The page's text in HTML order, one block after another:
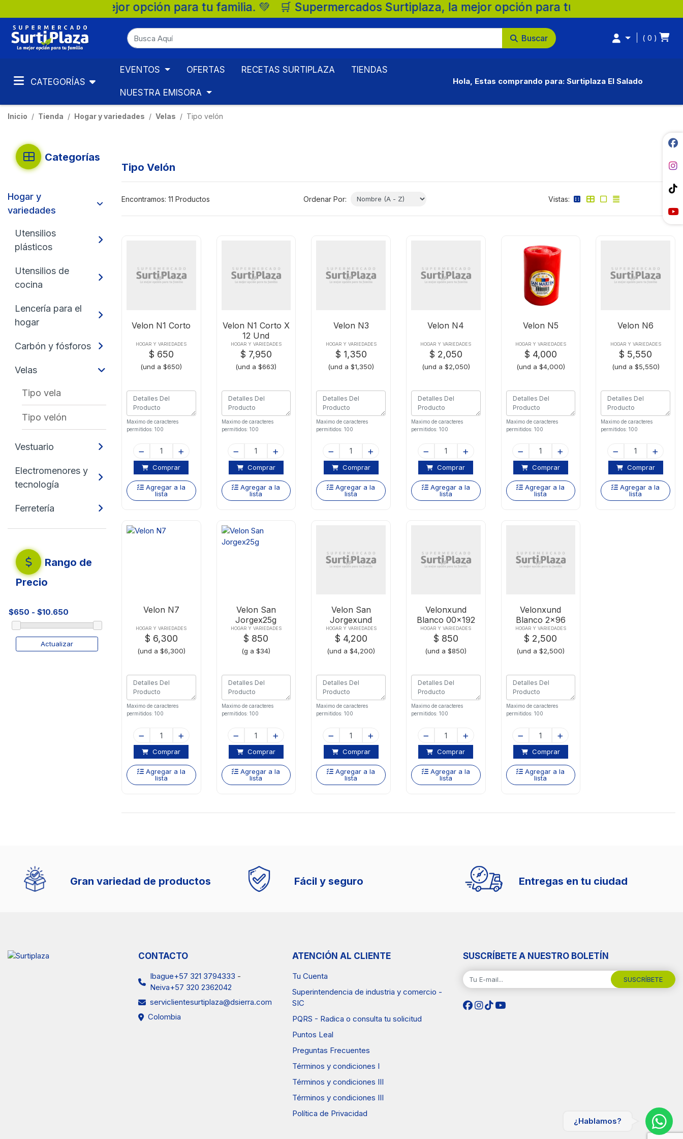
la mejor opción para tu familia. 💚 🛒 Supermercados Surtiplaza, la mejor opción para tu familia. 💚 🛒
Buscar 0
CATEGORÍAS
EVENTOS OFERTAS RECETAS SURTIPLAZA TIENDAS
NUESTRA EMISORA
Hola, Estas comprando para: Surtiplaza El Salado
Inicio Tienda Hogar y variedades Velas Tipo velón
Categorías
Hogar y
variedades
Utensilios
plásticos
Utensilios de
cocina
Lencería para el
hogar
Carbón y fósforos
Velas
Tipo vela
Tipo velón
Vestuario
Electromenores y
tecnología
Ferretería
Rango de
Precio
Actualizar
Tipo Velón
Encontramos: 11 Productos Ordenar Por: Vistas:
Velon N1 Corto
HOGAR Y VARIEDADES
$ 650
(und a $650)
Maximo de caracteres
permitidos: 100
Comprar
Agregar a la
lista
Velon N1 Corto X
12 Und
HOGAR Y VARIEDADES
$ 7,950
(und a $663)
Maximo de caracteres
permitidos: 100
Comprar
Agregar a la
lista
Velon N3
HOGAR Y VARIEDADES
$ 1,350
(und a $1,350)
Maximo de caracteres
permitidos: 100
Comprar
Agregar a la
lista
Velon N4
HOGAR Y VARIEDADES
$ 2,050
(und a $2,050)
Maximo de caracteres
permitidos: 100
Comprar
Agregar a la
lista
Velon N5
HOGAR Y VARIEDADES
$ 4,000
(und a $4,000)
Maximo de caracteres
permitidos: 100
Comprar
Agregar a la
lista
Velon N6
HOGAR Y VARIEDADES
$ 5,550
(und a $5,550)
Maximo de caracteres
permitidos: 100
Comprar
Agregar a la
lista
Velon N7
HOGAR Y VARIEDADES
$ 6,300
(und a $6,300)
Maximo de caracteres
permitidos: 100
Comprar
Agregar a la
lista
Velon San
Jorgex25g
HOGAR Y VARIEDADES
$ 850
(g a $34)
Maximo de caracteres
permitidos: 100
Comprar
Agregar a la
lista
Velon San
Jorgexund
HOGAR Y VARIEDADES
$ 4,200
(und a $4,200)
Maximo de caracteres
permitidos: 100
Comprar
Agregar a la
lista
Velonxund
Blanco 00x192
HOGAR Y VARIEDADES
$ 850
(und a $850)
Maximo de caracteres
permitidos: 100
Comprar
Agregar a la
lista
Velonxund
Blanco 2x96
HOGAR Y VARIEDADES
$ 2,500
(und a $2,500)
Maximo de caracteres
permitidos: 100
Comprar
Agregar a la
lista
Gran variedad de productos Fácil y seguro Entregas en tu ciudad
CONTACTO
Ibague+57 321 3794333 -
Neiva+57 320 2362042
serviclientesurtiplaza@dsierra.com
Colombia
ATENCIÓN AL CLIENTE
Tu Cuenta
Superintendencia de industria y comercio -
SIC
PQRS - Radica o consulta tu solicitud
Puntos Leal
Preguntas Frecuentes
Términos y condiciones I
Términos y condiciones III
Términos y condiciones III
Política de Privacidad
SUSCRÍBETE A NUESTRO BOLETÍN
SUSCRÍBETE
¿Hablamos?